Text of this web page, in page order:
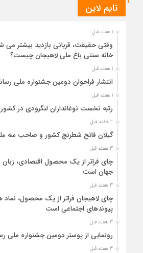
تایم لاین
1 هفته قبل
وقتی حقیقت، قربانی بازدید بیشتر
خانه سنتی باغ ملی لاهیجان چیست؟
1 هفته قبل
انتشار فراخوان دومین جشنواره ملی
1 هفته قبل
رتبه نخست نوغانداران لنگرودی در کشور
2 هفته قبل
گیلان فاتح شطرنج کشور و صاحب سه
3 هفته قبل
چای فراتر از یک محصول اقتصادی، زبان
جهان است
3 هفته قبل
چای لاهیجان فراتر از یک محصول،
پیوندهای اجتماعی است
3 هفته قبل
رونمایی از پوستر دومین جشنواره ملی
3 هفته قبل